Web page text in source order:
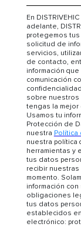
En
adelante,
protegemos
solicitud de
servicios,
de contacto,
información
comunicación
sobre nuestros
tengas la mejor
Usamos tu
Protección de
nuestra Política
nuestra política
herramientas y
tus datos
recibir nuestras
momento.
información
obligaciones
tus datos
establecidos
electrónico: